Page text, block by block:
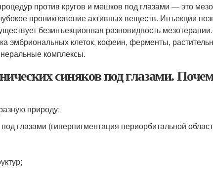
против кругов и мешков под глазами — это
проникновение активных веществ. Инъекции
безинъекционная разновидность
эмбриональных клеток, кофеин, ферменты,
комплексы.
синяков под глазами.
природу:
глазами (гиперпигментация периорбитальной